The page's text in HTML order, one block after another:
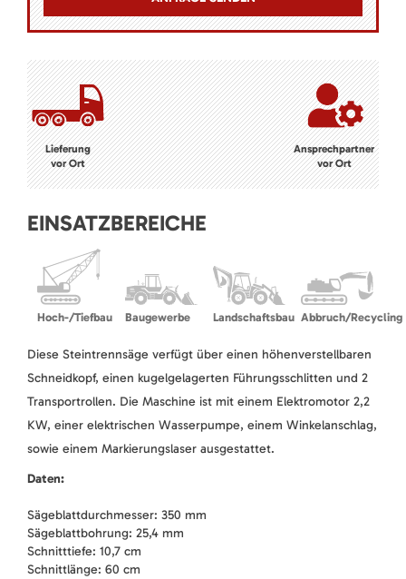
Lieferung
vor Ort
Ansprechpartner
vor Ort
EINSATZBEREICHE
Hoch-/Tiefbau Baugewerbe Landschaftsbau Abbruch/Recycling
Diese Steintrennsäge verfügt über einen höhenverstellbaren
Schneidkopf, einen kugelgelagerten Führungsschlitten und 2
Transportrollen. Die Maschine ist mit einem Elektromotor 2,2
KW, einer elektrischen Wasserpumpe, einem Winkelanschlag,
sowie einem Markierungslaser ausgestattet.
Daten:
Sägeblattdurchmesser: 350 mm
Sägeblattbohrung: 25,4 mm
Schnitttiefe: 10,7 cm
Schnittlänge: 60 cm